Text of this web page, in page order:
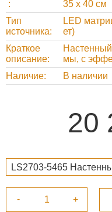
35 х 40 см
Тип
источника
LED
ет)
Краткое
описание
мы, с
Наличие
В наличии
20
LS2703-5465